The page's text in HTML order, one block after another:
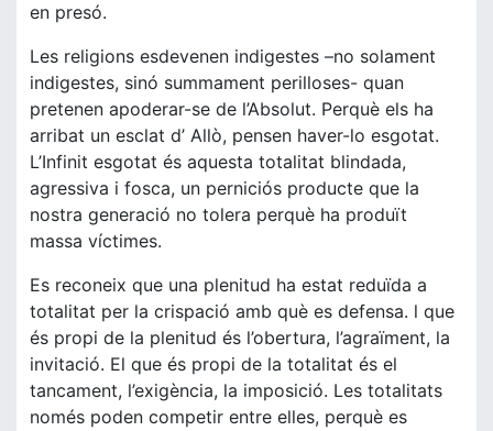
en presó.
Les religions esdevenen indigestes –no solament
indigestes, sinó summament perilloses- quan
pretenen apoderar-se de l’Absolut. Perquè els ha
arribat un esclat d’ Allò, pensen haver-lo esgotat.
L’Infinit esgotat és aquesta totalitat blindada,
agressiva i fosca, un perniciós producte que la
nostra generació no tolera perquè ha produït
massa víctimes.
Es reconeix que una plenitud ha estat reduïda a
totalitat per la crispació amb què es defensa. l que
és propi de la plenitud és l’obertura, l’agraïment, la
invitació. El que és propi de la totalitat és el
tancament, l’exigència, la imposició. Les totalitats
només poden competir entre elles, perquè es